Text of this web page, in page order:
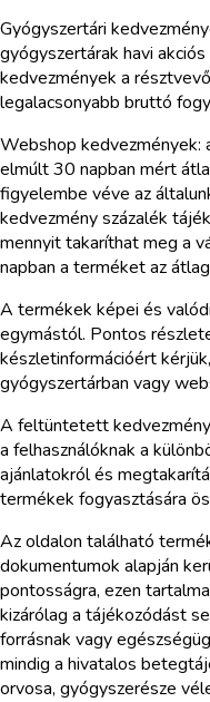
Gyógyszertári
gyógyszertárak havi
kedvezmények a
legalacsonyabb bruttó
Webshop kedvezmények:
elmúlt 30 napban mért
figyelembe véve az
kedvezmény százalék
mennyit takaríthat meg a
napban a terméket az
A termékek képei és
egymástól. Pontos
készletinformációért
gyógyszertárban vagy
A feltüntetett
a felhasználóknak a
ajánlatokról és
termékek fogyasztására
Az oldalon található
dokumentumok alapján
pontosságra, ezen
kizárólag a tájékozódást
forrásnak vagy
mindig a hivatalos
orvosa, gyógyszerésze